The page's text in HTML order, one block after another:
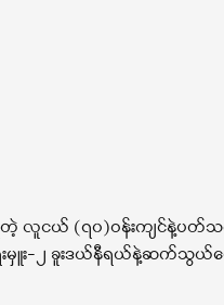
တဲ့ လူငယ် (၇၀)ဝန်းကျင်နဲ့ပတ်သ
မှူး-၂ ခူးဒယ်နီရယ်နဲ့ဆက်သွယ်မေ